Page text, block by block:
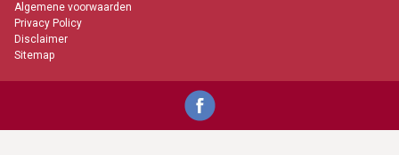
Algemene voorwaarden
Privacy Policy
Disclaimer
Sitemap